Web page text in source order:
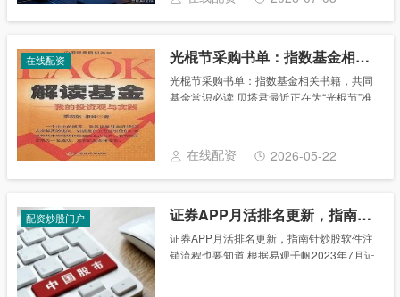
在线配资 光棍节采购书单：指数基金相关书籍，共同基金常识必读
光棍节采购书单：指数基金相关书籍，共同
基金常识必读 贝塔君最近正在为“光棍节”准
人云，“书中自有黄金屋”，这里面当然少不
了关......
在线配资 2026-05-22
配资炒股门户 证券APP月活排名更新，指南针炒股软件注销流程也要知道
证券APP月活排名更新，指南针炒股软件注
销流程也要知道 根据易观千帆2023年7月证